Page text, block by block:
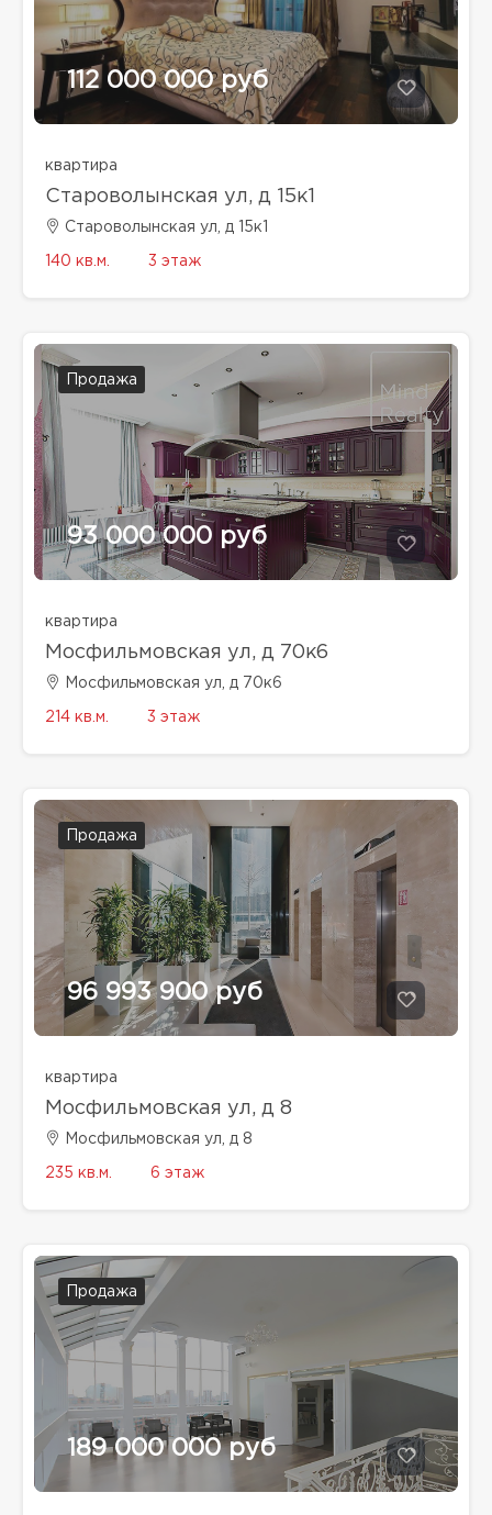
112 000 000 руб
квартира
Староволынская ул, д 15к1
Староволынская ул, д 15к1
140 кв.м. 3 этаж
Продажа
93 000 000 руб
квартира
Мосфильмовская ул, д 70к6
Мосфильмовская ул, д 70к6
214 кв.м. 3 этаж
Продажа
96 993 900 руб
квартира
Мосфильмовская ул, д 8
Мосфильмовская ул, д 8
235 кв.м. 6 этаж
Продажа
189 000 000 руб